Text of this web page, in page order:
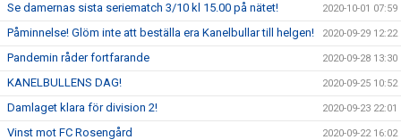
Se damernas sista seriematch 3/10 kl 15.00 på nätet! 2020-10-01 07:59
Påminnelse! Glöm inte att beställa era Kanelbullar till helgen! 2020-09-29 12:22
Pandemin råder fortfarande 2020-09-28 13:30
KANELBULLENS DAG! 2020-09-25 10:52
Damlaget klara för division 2! 2020-09-23 22:01
Vinst mot FC Rosengård 2020-09-22 16:02